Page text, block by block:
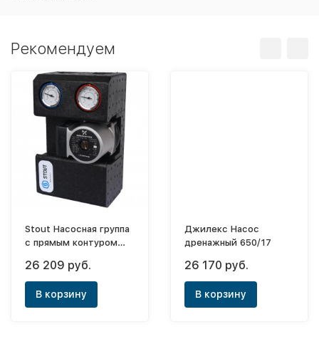
Рекомендуем
Stout Насосная группа
с прямым контуром
Grundfos UPSO 15-65
130 в теплоизоляции
26 209 руб.
В корзину
Джилекс Насос
дренажный 650/17
26 170 руб.
В корзину